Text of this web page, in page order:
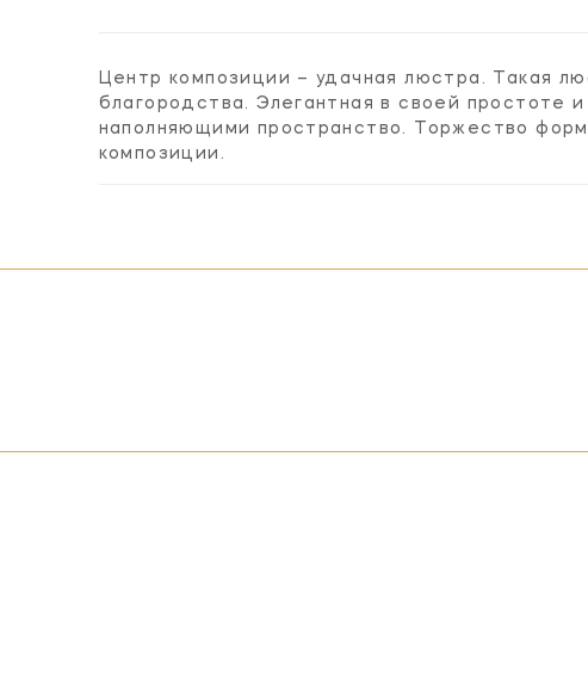
Центр композиции – удачная люстра. Такая
благородства. Элегантная в своей простоте
наполняющими пространство. Торжество
композиции.